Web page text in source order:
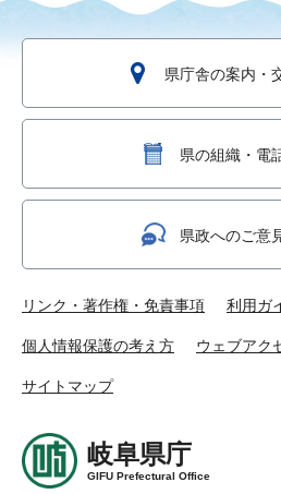
県庁舎の案内・
県の組織・電
県政へのご意
リンク・著作権・免責事項 利用ガ
個人情報保護の考え方 ウェブアク
サイトマップ
岐阜県庁
GIFU Prefectural Office